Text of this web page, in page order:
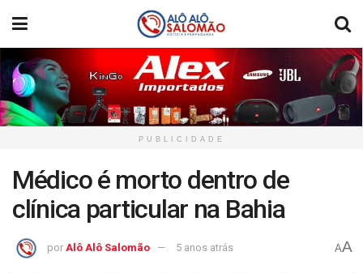
PUBLICIDADE
Médico é morto dentro de
clínica particular na Bahia
por Alô Alô Salomão 5 anos atrás AA